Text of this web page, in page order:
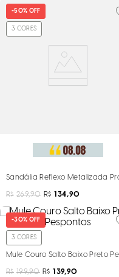
-50% OFF
3 CORES
Sandália Reflexo Metalizada
R$ 269,90 R$ 134,90
-30% OFF
3 CORES
Mule Couro Salto Baixo Preto
R$ 199,90 R$ 139,90